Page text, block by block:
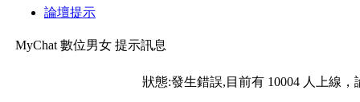
論壇提示
MyChat 數位男女 提示訊息
狀態:發生錯誤,目前有 10004 人上線